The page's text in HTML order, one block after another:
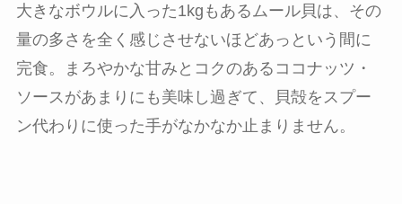
大きなボウルに入った1kgもあるムール貝は、その
量の多さを全く感じさせないほどあっという間に
完食。まろやかな甘みとコクのあるココナッツ・
ソースがあまりにも美味し過ぎて、貝殻をスプー
ン代わりに使った手がなかなか止まりません。